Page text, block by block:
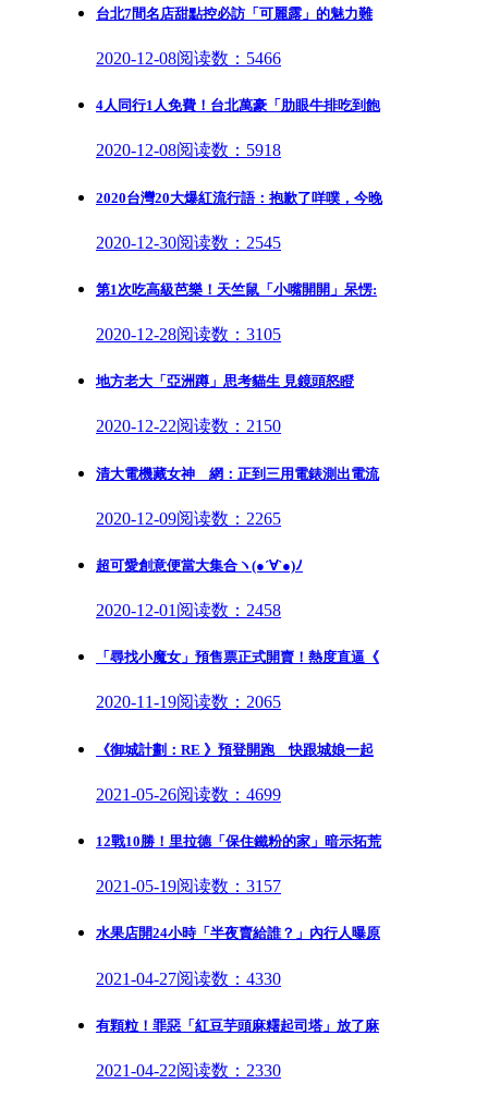
台北7間名店甜點控必訪「可麗露」的魅力難
2020-12-08阅读数：5466
4人同行1人免費！台北萬豪「肋眼牛排吃到飽
2020-12-08阅读数：5918
2020台灣20大爆紅流行語：抱歉了咩噗，今晚
2020-12-30阅读数：2545
第1次吃高級芭樂！天竺鼠「小嘴開開」呆愣:
2020-12-28阅读数：3105
地方老大「亞洲蹲」思考貓生 見鏡頭怒瞪
2020-12-22阅读数：2150
清大電機藏女神 網：正到三用電錶測出電流
2020-12-09阅读数：2265
超可愛創意便當大集合ヽ(●´∀`●)ﾉ
2020-12-01 阅读数：2458
「尋找小魔女」預售票正式開賣！熱度直逼《
2020-11-19阅读数：2065
《御城計劃：RE 》預登開跑 快跟城娘一起
2021-05-26阅读数：4699
12戰10勝！里拉德「保住鐵粉的家」暗示拓荒
2021-05-19阅读数：3157
水果店開24小時「半夜賣給誰？」內行人曝原
2021-04-27阅读数：4330
有顆粒！罪惡「紅豆芋頭麻糬起司塔」放了麻
2021-04-22阅读数：2330